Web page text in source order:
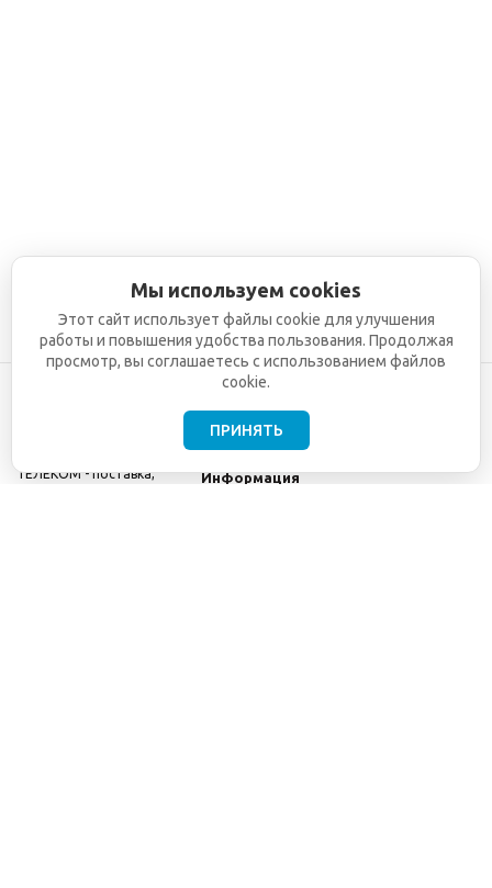
ТЕЛЕКОМ - поставка,
Информация
Мы используем cookies
Этот сайт использует файлы cookie для улучшения
работы и повышения удобства пользования. Продолжая
просмотр, вы соглашаетесь с использованием файлов
cookie.
ПРИНЯТЬ